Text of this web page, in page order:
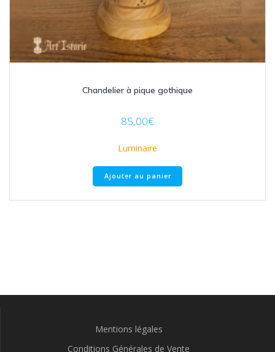
Chandelier à pique gothique
85,00€
Luminaire
Ajouter au panier
Mentions légales
Conditions Générales de Vente